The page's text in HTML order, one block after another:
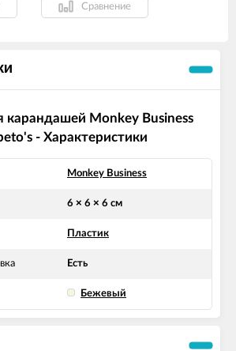
Сравнение
карандашей Monkey Business
- Характеристики
Monkey Business
6 × 6 × 6 см
Пластик
Есть
Бежевый